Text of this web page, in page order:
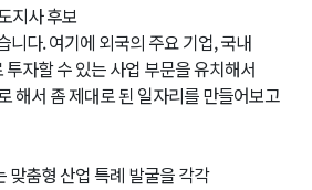
지사 후보
니다. 여기에 외국의 주요 기업, 국내
자할 수 있는 사업 부문을 유치해서
해서 좀 제대로 된 일자리를 만들어보고
맞춤형 산업 특례 발굴을 각각